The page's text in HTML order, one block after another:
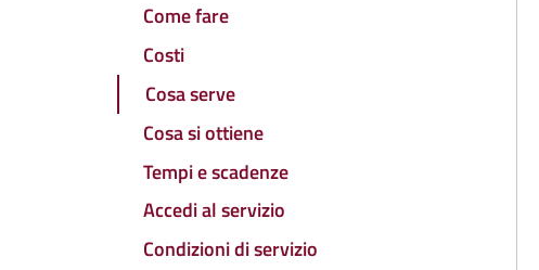
Come fare
Costi
Cosa serve
Cosa si ottiene
Tempi e scadenze
Accedi al servizio
Condizioni di servizio